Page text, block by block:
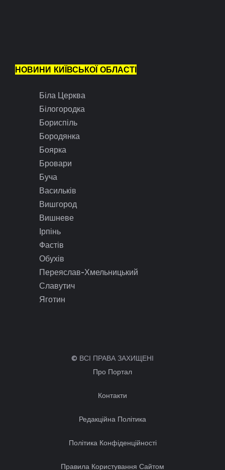
НОВИНИ КИЇВСЬКОЇ ОБЛАСТІ
Біла Церква
Білогородка
Бориспіль
Бородянка
Боярка
Бровари
Буча
Васильків
Вишгород
Вишневе
Ірпінь
Фастів
Обухів
Переяслав-Хмельницький
Славутич
Яготин
© ВСІ ПРАВА ЗАХИЩЕНІ
Про Портал
Контакти
Редакційна Політика
Політика Конфіденційності
Правила Користування Сайтом